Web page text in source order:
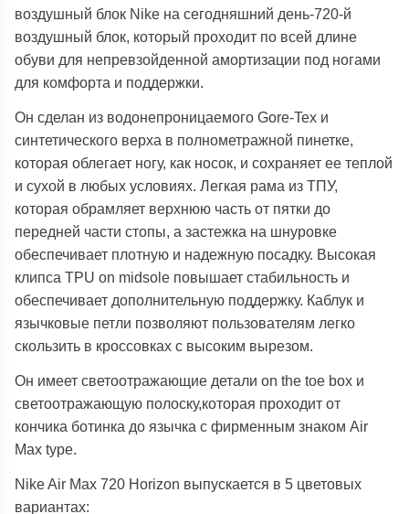
воздушный блок Nike на сегодняшний день-720-й
воздушный блок, который проходит по всей длине
обуви для непревзойденной амортизации под ногами
для комфорта и поддержки.
Он сделан из водонепроницаемого Gore-Tex и
синтетического верха в полнометражной пинетке,
которая облегает ногу, как носок, и сохраняет ее теплой
и сухой в любых условиях. Легкая рама из ТПУ,
которая обрамляет верхнюю часть от пятки до
передней части стопы, а застежка на шнуровке
обеспечивает плотную и надежную посадку. Высокая
клипса TPU on midsole повышает стабильность и
обеспечивает дополнительную поддержку. Каблук и
язычковые петли позволяют пользователям легко
скользить в кроссовках с высоким вырезом.
Он имеет светоотражающие детали on the toe box и
светоотражающую полоску,которая проходит от
кончика ботинка до язычка с фирменным знаком Air
Max type.
Nike Air Max 720 Horizon выпускается в 5 цветовых
вариантах: